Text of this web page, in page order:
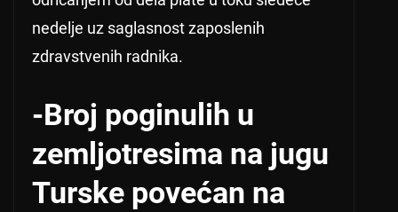
nedelje uz saglasnost zaposlenih
zdravstvenih radnika.
-Broj poginulih u
zemljotresima na jugu
Turske povećan na